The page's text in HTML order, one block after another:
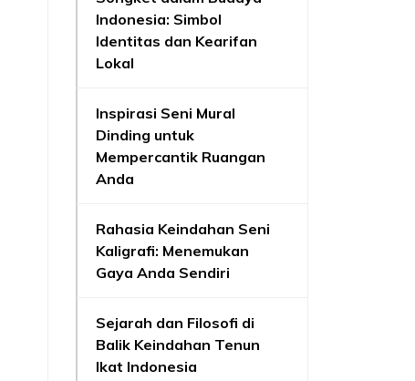
Indonesia: Simbol
Identitas dan Kearifan
Lokal
Inspirasi Seni Mural
Dinding untuk
Mempercantik Ruangan
Anda
Rahasia Keindahan Seni
Kaligrafi: Menemukan
Gaya Anda Sendiri
Sejarah dan Filosofi di
Balik Keindahan Tenun
Ikat Indonesia